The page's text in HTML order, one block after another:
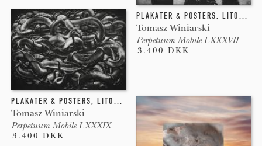
PLAKATER & POSTERS, LITOGRAFI INDGRAVERING
Tomasz Winiarski
Perpetuum Mobile LXXXIX
3.400 DKK
PLAKATER & POSTERS, LITOGRAFI
Tomasz Winiarski
Perpetuum Mobile LXXXVII
3.400 DKK